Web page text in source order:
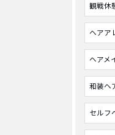
観戦休
ヘアア
ヘアメ
和装ヘ
セルフ